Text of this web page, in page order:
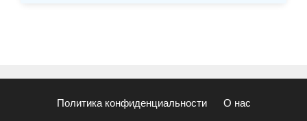
Политика конфиденциальности О нас